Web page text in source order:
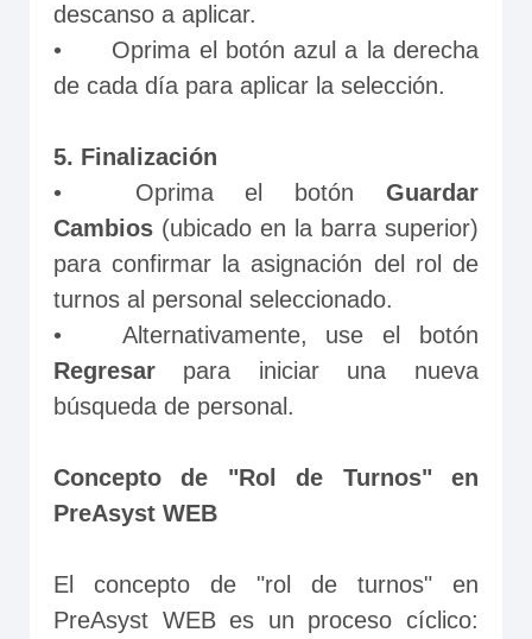
descanso a aplicar.
•	Oprima el botón azul a la derecha
de cada día para aplicar la selección.
5. Finalización
•	Oprima el botón Guardar
Cambios (ubicado en la barra superior)
para confirmar la asignación del rol de
turnos al personal seleccionado.
Regresar para iniciar una nueva
búsqueda de personal.
Concepto de "Rol de Turnos" en
PreAsyst WEB
El concepto de "rol de turnos" en
PreAsyst WEB es un proceso cíclico: